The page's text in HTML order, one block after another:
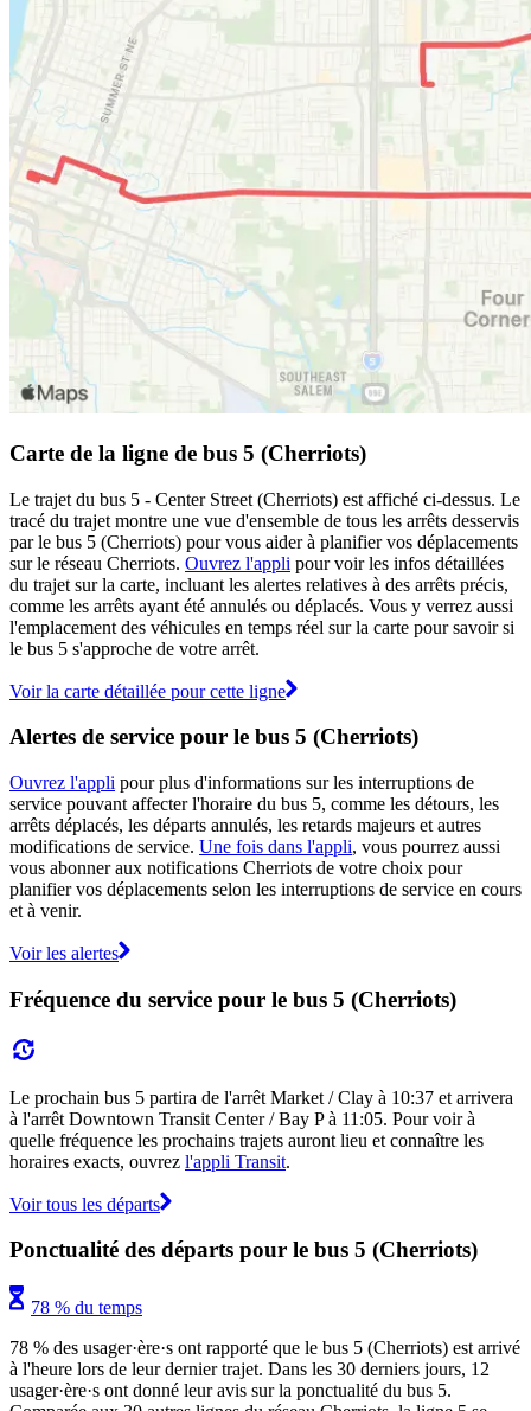
Carte de la ligne de bus 5 (Cherriots)
Le trajet du bus 5 - Center Street (Cherriots) est affiché ci-dessus. Le
tracé du trajet montre une vue d'ensemble de tous les arrêts desservis
par le bus 5 (Cherriots) pour vous aider à planifier vos déplacements
sur le réseau Cherriots. Ouvrez l'appli pour voir les infos détaillées
du trajet sur la carte, incluant les alertes relatives à des arrêts précis,
comme les arrêts ayant été annulés ou déplacés. Vous y verrez aussi
l'emplacement des véhicules en temps réel sur la carte pour savoir si
le bus 5 s'approche de votre arrêt.
Voir la carte détaillée pour cette ligne
Alertes de service pour le bus 5 (Cherriots)
Ouvrez l'appli pour plus d'informations sur les interruptions de
service pouvant affecter l'horaire du bus 5, comme les détours, les
arrêts déplacés, les départs annulés, les retards majeurs et autres
modifications de service. Une fois dans l'appli, vous pourrez aussi
vous abonner aux notifications Cherriots de votre choix pour
planifier vos déplacements selon les interruptions de service en cours
et à venir.
Voir les alertes
Fréquence du service pour le bus 5 (Cherriots)
Le prochain bus 5 partira de l'arrêt Market / Clay à 10:37 et arrivera
à l'arrêt Downtown Transit Center / Bay P à 11:05. Pour voir à
quelle fréquence les prochains trajets auront lieu et connaître les
horaires exacts, ouvrez l'appli Transit.
Voir tous les départs
Ponctualité des départs pour le bus 5 (Cherriots)
78 % du temps
78 % des usager·ère·s ont rapporté que le bus 5 (Cherriots) est arrivé
à l'heure lors de leur dernier trajet. Dans les 30 derniers jours, 12
usager·ère·s ont donné leur avis sur la ponctualité du bus 5.